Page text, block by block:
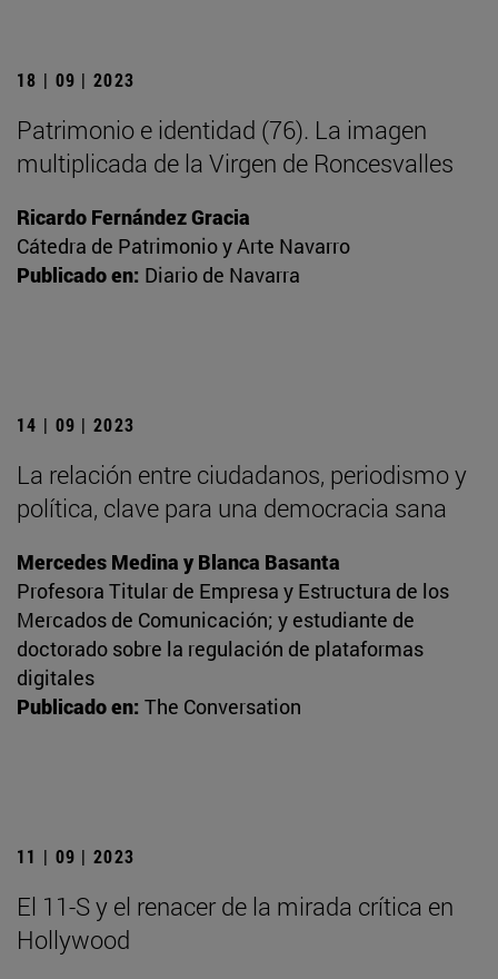
18 | 09 | 2023
Patrimonio e identidad (76). La imagen
multiplicada de la Virgen de Roncesvalles
Ricardo Fernández Gracia
Cátedra de Patrimonio y Arte Navarro
Publicado en: Diario de Navarra
14 | 09 | 2023
La relación entre ciudadanos, periodismo y
política, clave para una democracia sana
Mercedes Medina y Blanca Basanta
Profesora Titular de Empresa y Estructura de los
Mercados de Comunicación; y estudiante de
doctorado sobre la regulación de plataformas
digitales
Publicado en: The Conversation
11 | 09 | 2023
El 11-S y el renacer de la mirada crítica en
Hollywood